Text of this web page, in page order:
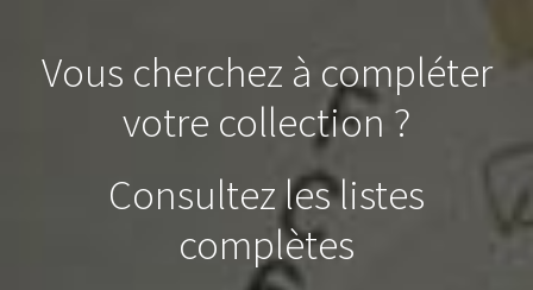
Vous cherchez à compléter
votre collection ?
Consultez les listes
complètes